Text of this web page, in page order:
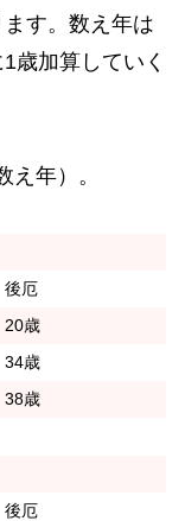
す。数え年は
歳加算していく
年）。
後厄
20歳
34歳
38歳
後厄